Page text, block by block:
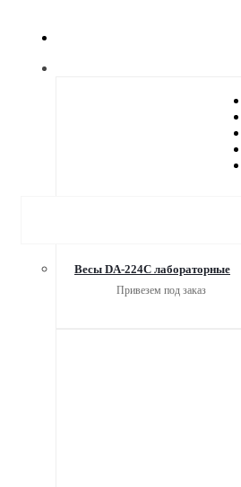
Весы DA-224C лабораторные
Привезем под заказ